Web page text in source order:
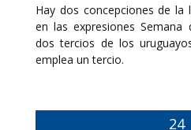
Hay dos concepciones de la
en las expresiones Semana
dos tercios de los
emplea un tercio.
24